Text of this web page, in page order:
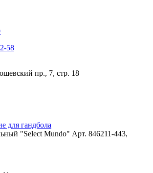
58
пр., 7, стр. 18
для гандбола
"Select Mundo" Арт. 846211-443,